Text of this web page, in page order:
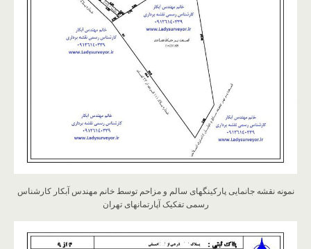
نمونه نقشه جانمایی پارکینگهای سالم و مزاحم توسط خانم مهندس آبکار کارشناس
رسمی تفکیک آپارتمانهای تهران